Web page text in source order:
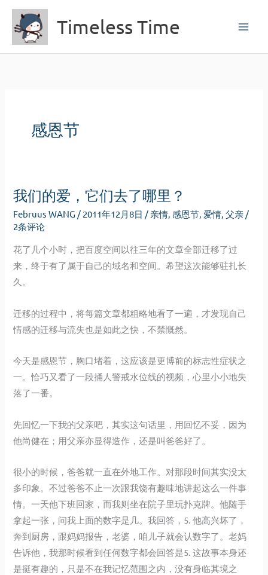
容
Timeless Time
感恩节
我们的爱，它们去了哪里？
Februus WANG / 2011年12月8日 / 亲情 ,感恩节 爱情 ,父亲 /
2条评论
花了几个小时，把百度空间以往三年的文章全部迁移了过
来，终于有了属于自己的域名和空间。希望这次能够驻扎长
久。
迁移的过程中，将每篇文章都粗略地看了一遍，才发现自己
情感的迁移与流失也是如此之快，不禁慨然。
今天是感恩节，胸口堵着，这应该是更博前的标志性症状之
一。恰巧又看了一段捅人警戒水位线的视频，心里小小地失
落了一番。
先回忆一下我的父亲吧，其实这句话里，用回忆不妥，因为
他尚健在；用父亲亦显得造作，还是叫爸爸好了。
很小的时候，爸爸就一直在外地工作。对那段时间其实没太
多印象。不过爸爸不止一次跟我饶有趣味地讲起这么一件事
情。一天他下班回家，而我则坐在院子里玩扑克牌。他随手
拿起一张，问我上面的数字是几。我回答，5. 他高兴坏了，
奔到厨房，跟妈妈报告，老婆，咱儿子就会认数字了。老妈
告诉他，我那时候看到任何数字都会回答是5. 这故事本身还
是挺有趣的，只是不在我记忆范围之内，没有身临其境之